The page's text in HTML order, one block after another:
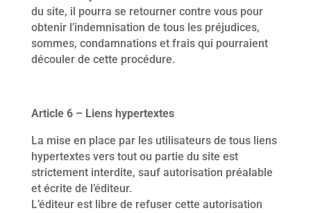
du site, il pourra se retourner contre vous pour
obtenir l’indemnisation de tous les préjudices,
sommes, condamnations et frais qui pourraient
découler de cette procédure.
Article 6 – Liens hypertextes
La mise en place par les utilisateurs de tous liens
hypertextes vers tout ou partie du site est
strictement interdite, sauf autorisation préalable
et écrite de l’éditeur.
L’éditeur est libre de refuser cette autorisation